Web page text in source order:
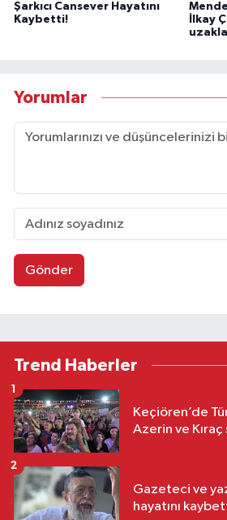
Şarkıcı Cansever Hayatını
Kaybetti!
İlkay
Yorumlar
Gönder
Trend Haberler
Keçiören’de
Azerin ve Kıraç
1
Gazeteci ve
hayatını
2